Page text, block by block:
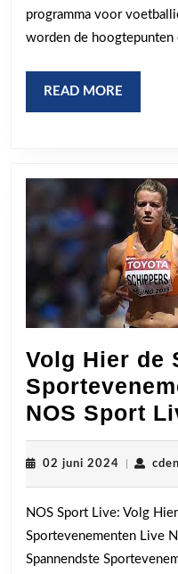
programma voor
worden de hoogtepunten
READ MORE
MORE
Volg Hier de
NOS Sport
02 juni 2024 02
NOS Sport Live: Volg
Sportevenementen Live
Spannendste